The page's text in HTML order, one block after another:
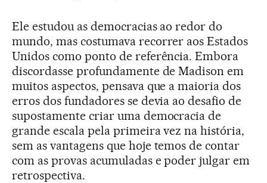
Ele estudou as democracias ao redor do
mundo, mas costumava recorrer aos Estados
Unidos como ponto de referência. Embora
discordasse profundamente de Madison em
muitos aspectos, pensava que a maioria dos
erros dos fundadores se devia ao desafio de
supostamente criar uma democracia de
grande escala pela primeira vez na história,
sem as vantagens que hoje temos de contar
com as provas acumuladas e poder julgar em
retrospectiva.